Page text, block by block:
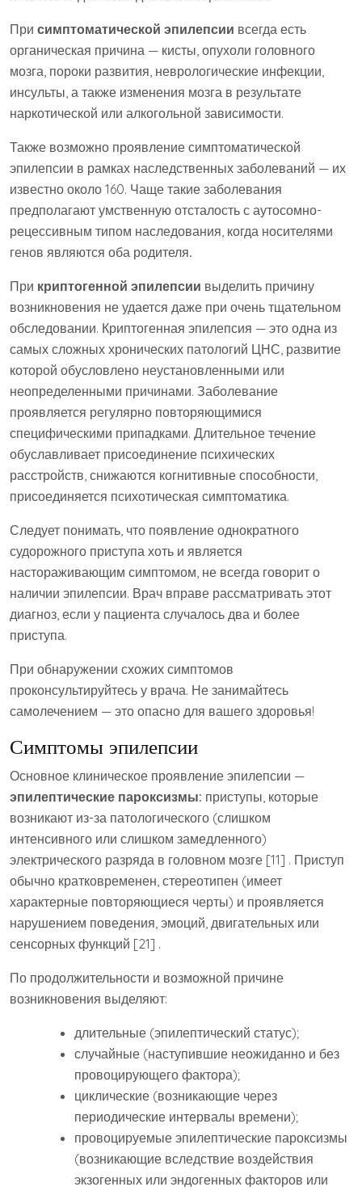
При симптоматической эпилепсии всегда есть
органическая причина — кисты, опухоли головного
мозга, пороки развития, неврологические инфекции,
инсульты, а также изменения мозга в результате
наркотической или алкогольной зависимости.
Также возможно проявление симптоматической
эпилепсии в рамках наследственных заболеваний — их
известно около 160. Чаще такие заболевания
предполагают умственную отсталость с аутосомно-
рецессивным типом наследования, когда носителями
генов являются оба родителя.
При криптогенной эпилепсии выделить причину
возникновения не удается даже при очень тщательном
обследовании. Криптогенная эпилепсия — это одна из
самых сложных хронических патологий ЦНС, развитие
которой обусловлено неустановленными или
неопределенными причинами. Заболевание
проявляется регулярно повторяющимися
специфическими припадками. Длительное течение
обуславливает присоединение психических
расстройств, снижаются когнитивные способности,
присоединяется психотическая симптоматика.
Следует понимать, что появление однократного
судорожного приступа хоть и является
настораживающим симптомом, не всегда говорит о
наличии эпилепсии. Врач вправе рассматривать этот
диагноз, если у пациента случалось два и более
приступа.
При обнаружении схожих симптомов
проконсультируйтесь у врача. Не занимайтесь
самолечением — это опасно для вашего здоровья!
Симптомы эпилепсии
Основное клиническое проявление эпилепсии —
эпилептические пароксизмы: приступы, которые
возникают из-за патологического (слишком
интенсивного или слишком замедленного)
электрического разряда в головном мозге [11] . Приступ
обычно кратковременен, стереотипен (имеет
характерные повторяющиеся черты) и проявляется
нарушением поведения, эмоций, двигательных или
сенсорных функций [21] .
По продолжительности и возможной причине
возникновения выделяют:
длительные (эпилептический статус);
случайные (наступившие неожиданно и без
провоцирующего фактора);
циклические (возникающие через
периодические интервалы времени);
провоцируемые эпилептические пароксизмы
(возникающие вследствие воздействия
экзогенных или эндогенных факторов или